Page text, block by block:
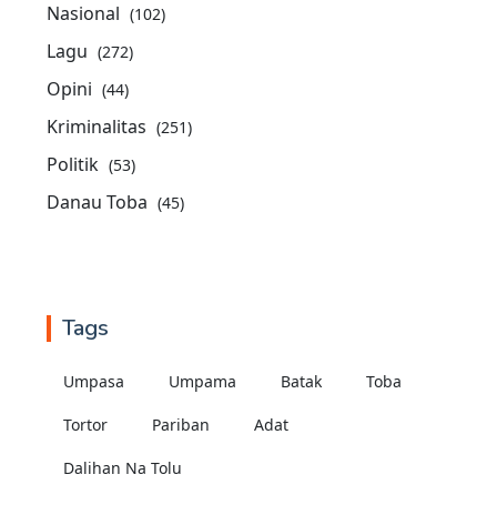
Nasional (102)
Lagu (272)
Opini (44)
Kriminalitas (251)
Politik (53)
Danau Toba (45)
Tags
Umpasa Umpama Batak Toba
Tortor Pariban Adat
Dalihan Na Tolu